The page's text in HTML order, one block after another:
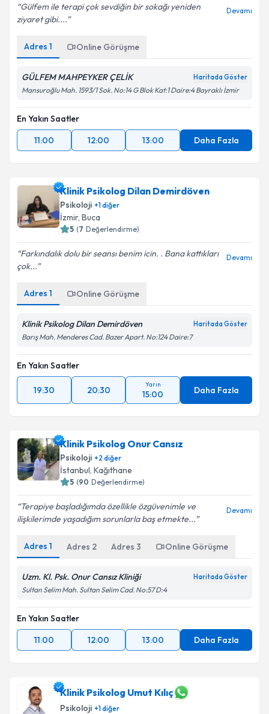
Gülfem ile terapi çok sevdiğin bir sokağı yeniden
ziyaret gibi....
Devamı
Adres 1 Online Görüşme
GÜLFEM MAHPEYKER ÇELİK Haritada Göster
Mansuroğlu Mah. 1593/1 Sok. No:14 G Blok Kat:1 Daire:4 Bayraklı İzmir
En Yakın Saatler
11:00
12:00 13:00 Daha Fazla
Klinik Psikolog Dilan Demirdöven
Psikoloji +1diğer
İzmir, Buca
5 (7 Değerlendirme)
Farkındalık dolu bir seansı benim icin. . Bana kattıkları
çok...
Devamı
Adres 1 Online Görüşme
Klinik Psikolog Dilan Demirdöven Haritada Göster
Barış Mah. Menderes Cad. Bazer Apart. No:124 Daire:7
En Yakın Saatler
19:30 20:30
Yarın
15:00 Daha Fazla
Klinik Psikolog Onur Cansız
Psikoloji +2 diğer
İstanbul, Kağıthane
5 (90 Değerlendirme)
Terapiye başladığımda özellikle özgüvenimle ve
ilişkilerimde yaşadığım sorunlarla baş etmekte...
Devamı
Adres 1 Adres 2 Adres 3 Online Görüşme
Uzm. Kl. Psk. Onur Cansız Kliniği Haritada Göster
Sultan Selim Mah. Sultan Selim Cad. No:57 D:4
En Yakın Saatler
11:00
12:00 13:00 Daha Fazla
Klinik Psikolog Umut Kılıç
Psikoloji +1diğer